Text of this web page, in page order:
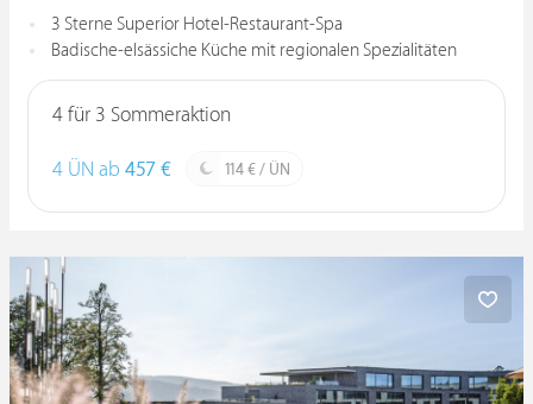
3 Sterne Superior Hotel-Restaurant-Spa
Badische-elsässiche Küche mit regionalen Spezialitäten
4 für 3 Sommeraktion
4 ÜN ab 457 € 114 € / ÜN